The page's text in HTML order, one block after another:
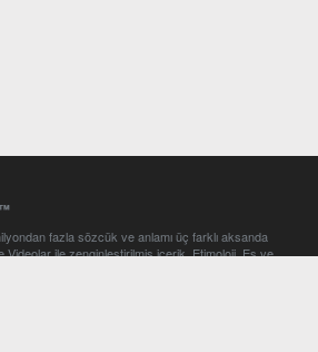
fazla sözcük ve anlamı üç farklı aksanda
Videolar ile zenginleştirilmiş içerik. Etimoloji, Eş ve